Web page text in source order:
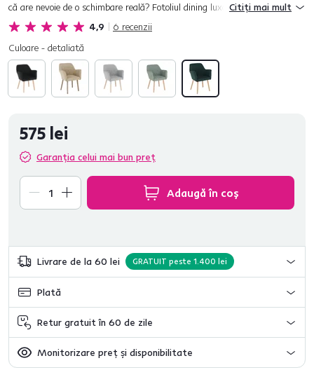
4,9 6 recenzii
că are nevoie de o schimbare reală? Fotoliul dining luxos EKIN va
transforma camera de zi într-un loc modern şi confortabil...
Citiți mai mult
Culoare - detaliată
575 lei
Garanția celui mai bun preț
Adaugă în coș
Livrare de la 60 lei GRATUIT peste 1.400 lei
Plată
Retur gratuit în 60 de zile
Monitorizare preț și disponibilitate